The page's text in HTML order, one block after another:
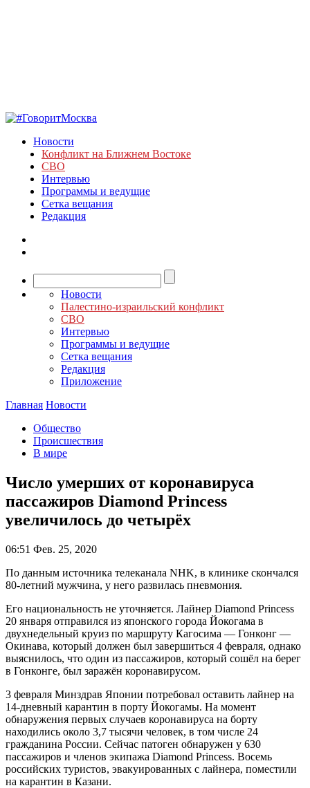
Новости
Конфликт на Ближнем Востоке
СВО
Интервью
Программы и ведущие
Сетка вещания
Редакция
Новости
Палестино-израильский конфликт
СВО
Интервью
Программы и ведущие
Сетка вещания
Редакция
Приложение
Главная Новости
Общество
Происшествия
В мире
Число умерших от коронавируса
пассажиров Diamond Princess
увеличилось до четырёх
06:51 Фев. 25, 2020
По данным источника телеканала NHK, в клинике скончался
80-летний мужчина, у него развилась пневмония.
Его национальность не уточняется. Лайнер Diamond Princess
20 января отправился из японского города Йокогама в
двухнедельный круиз по маршруту Кагосима — Гонконг —
Окинава, который должен был завершиться 4 февраля, однако
выяснилось, что один из пассажиров, который сошёл на берег
в Гонконге, был заражён коронавирусом.
3 февраля Минздрав Японии потребовал оставить лайнер на
14-дневный карантин в порту Йокогамы. На момент
обнаружения первых случаев коронавируса на борту
находились около 3,7 тысячи человек, в том числе 24
гражданина России. Сейчас патоген обнаружен у 630
пассажиров и членов экипажа Diamond Princess. Восемь
российских туристов, эвакуированных с лайнера, поместили
на карантин в Казани.